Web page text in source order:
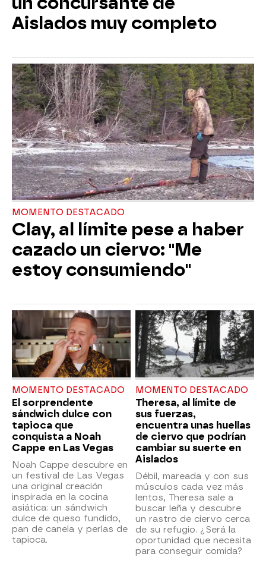
Aislados muy completo
MOMENTO DESTACADO
Clay, al límite pese a haber
cazado un ciervo: "Me
estoy consumiendo"
MOMENTO DESTACADO
El sorprendente
sándwich dulce con
tapioca que
conquista a Noah
Cappe en Las Vegas
Noah Cappe descubre en
un festival de Las Vegas
una original creación
inspirada en la cocina
asiática: un sándwich
dulce de queso fundido,
pan de canela y perlas de
tapioca.
MOMENTO DESTACADO
Theresa, al límite de
sus fuerzas,
encuentra unas huellas
de ciervo que podrían
cambiar su suerte en
Aislados
Débil, mareada y con sus
músculos cada vez más
lentos, Theresa sale a
buscar leña y descubre
un rastro de ciervo cerca
de su refugio. ¿Será la
oportunidad que necesita
para conseguir comida?